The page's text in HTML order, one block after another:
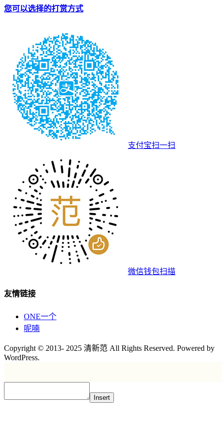
您可以选择的打赏方式
支付宝扫一扫
微信钱包扫描
友情链接
ONE一个
呢喃
Copyright © 2013- 2025 清新范 All Rights Reserved. Powered by
WordPress.
Insert